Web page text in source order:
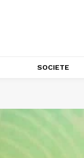
SOCIETE